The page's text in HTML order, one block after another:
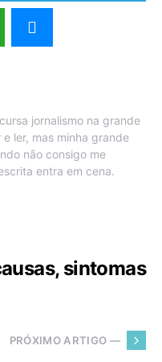
jornalismo na grande
ler, mas minha grande
não consigo me
entra em cena.
sintomas
PRÓXIMO ARTIGO —